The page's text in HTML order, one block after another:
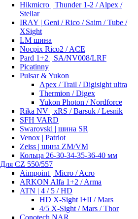
Hikmicro | Thunder 1-2 / Alpex /
Stellar
IRAY | Geni / Rico / Saim / Tube /
XSight
LM шина
Nocpix Rico2 / ACE
Pard 1+2 | SA/NV008/LRF
Picatinny
Pulsar & Yukon
Apex / Trail / Digisight ultra
Thermion / Digex
Yukon Photon / Nordforce
Rika NV | xRS / Barsuk / Lesnik
SFH VARD
Swarovski | шина SR
Venox | Patriot
Zeiss | шина ZM/VM
Кольца 26-30-34-35-36-40 мм
Для CZ 550/557
Aimpoint | Micro / Acro
ARKON Alfa 1+2 / Arma
ATN | 4 / 5 / HD
HD X-Sight I+II / Mars
4/5 X-Sight / Mars / Thor
Conotech NAR